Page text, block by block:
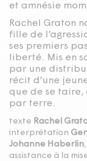
et amnésie
Rachel Graton
fille de
ses premiers
liberté. Mis en
par une
récit d’une
que de se taire,
par terre.
texte Rachel
interprétation
Johanne Haberlin,
assistance à la